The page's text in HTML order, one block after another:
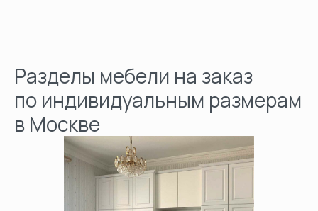
Разделы мебели на заказ
по индивидуальным размерам
в Москве